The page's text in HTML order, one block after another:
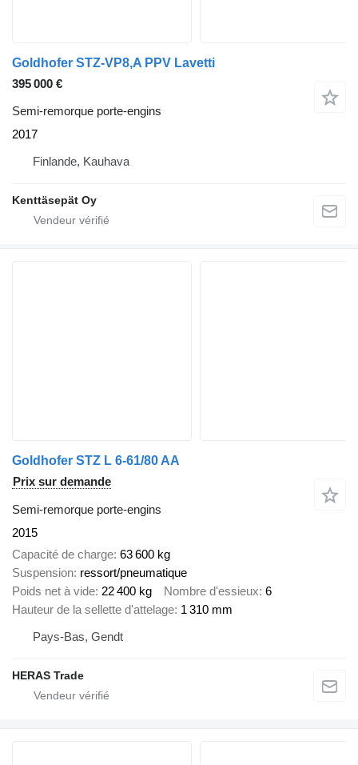
Goldhofer STZ-VP8,A PPV Lavetti
395 000 €
Semi-remorque porte-engins
2017
Finlande, Kauhava
Kenttäsepät Oy
Goldhofer STZ L 6-61/80 AA
Prix sur demande
Semi-remorque porte-engins
2015
Capacité de charge 63 600 kg
Suspension ressort/pneumatique
Poids net à vide 22 400 kg Nombre d'essieux 6
Hauteur de la sellette d'attelage 1 310 mm
Pays-Bas, Gendt
HERAS Trade